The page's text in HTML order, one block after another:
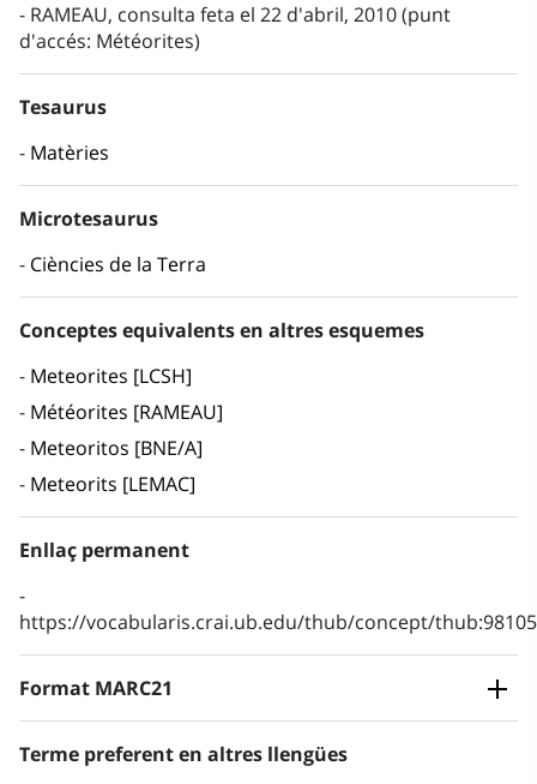
RAMEAU, consulta feta el 22 d'abril, 2010 (punt
d'accés: Météorites)
Tesaurus
Matèries
Microtesaurus
Ciències de la Terra
Conceptes equivalents en altres esquemes
Meteorites [LCSH]
Météorites [RAMEAU]
Meteoritos [BNE/A]
Meteorits [LEMAC]
Enllaç permanent
https://vocabularis.crai.ub.edu/thub/concept/
Format MARC21
Terme preferent en altres llengües